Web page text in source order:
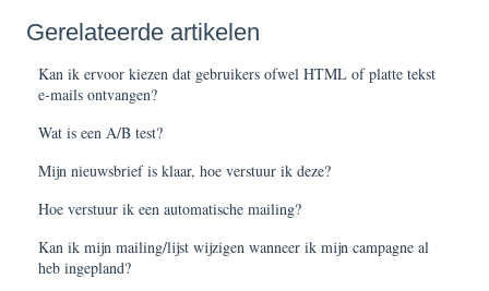
Gerelateerde artikelen
Kan ik ervoor kiezen dat gebruikers ofwel HTML of platte tekst
e-mails ontvangen?
Wat is een A/B test?
Mijn nieuwsbrief is klaar, hoe verstuur ik deze?
Hoe verstuur ik een automatische mailing?
Kan ik mijn mailing/lijst wijzigen wanneer ik mijn campagne al
heb ingepland?